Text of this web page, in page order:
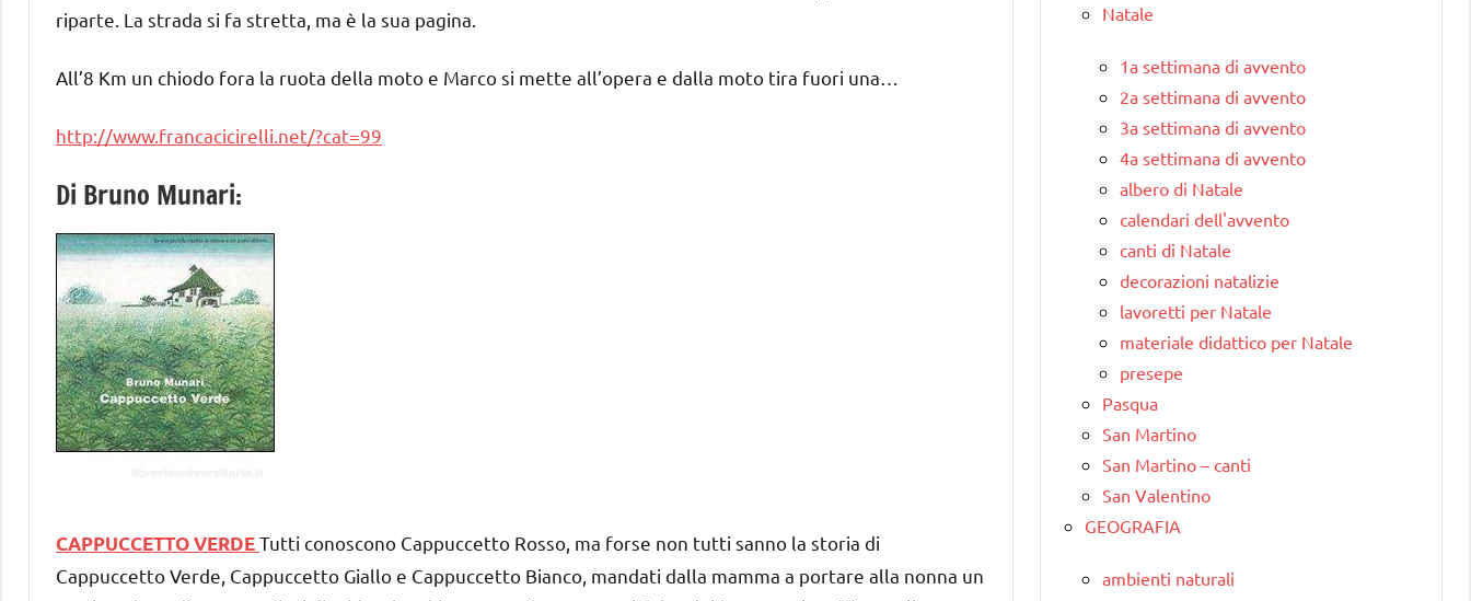
riparte. La strada si fa stretta, ma è la sua pagina.
All’8 Km un chiodo fora la ruota della moto e Marco si mette all’opera e dalla moto tira fuori una…
http://www.francacicirelli.net/?cat=99
Di Bruno Munari:
CAPPUCCETTO VERDETutti conoscono Cappuccetto Rosso, ma forse non tutti sanno la storia di
Cappuccetto Verde, Cappuccetto Giallo e Cappuccetto Bianco, mandati dalla mamma a portare alla nonna un
Natale
1a settimana di avvento
2a settimana di avvento
3a settimana di avvento
4a settimana di avvento
albero di Natale
calendari dell'avvento
canti di Natale
decorazioni natalizie
lavoretti per Natale
materiale didattico per Natale
presepe
Pasqua
San Martino
San Martino – canti
San Valentino
GEOGRAFIA
ambienti naturali